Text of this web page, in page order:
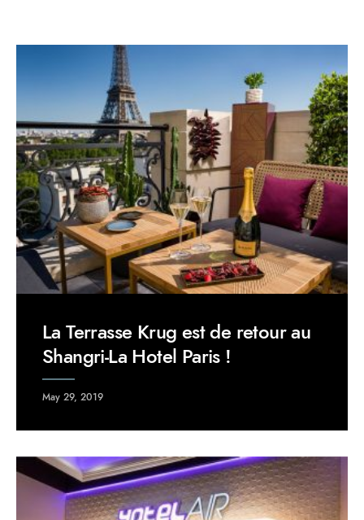
La Terrasse Krug est de retour au
Shangri-La Hotel Paris !
May 29, 2019